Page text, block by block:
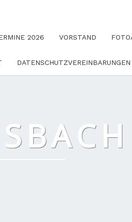
2026 VORSTAND
DATENSCHUTZVEREINBARUNGEN